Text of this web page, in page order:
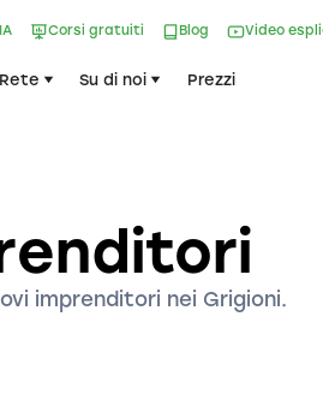
Corsi gratuiti Blog Video
Rete Su di noi Prezzi
imprenditori nei Grigioni.